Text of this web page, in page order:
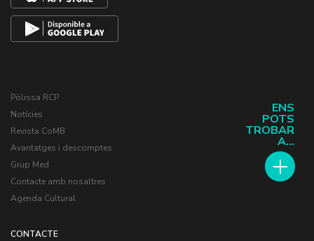
ENS
POTS
TROBAR
A...
Pòlissa RCP
Notícies
Revista CoMB
Avantatges i descomptes
Grup Med
Contacte amb nosaltres
Agenda Cultural
CONTACTE